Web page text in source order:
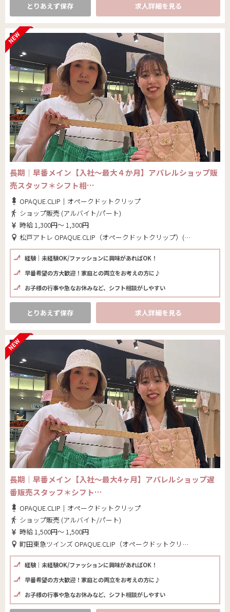
とりあえず保存 求人詳細を見る
長期｜早番メイン【入社～最大４か月】アパレルショップ販
売スタッフ＊シフト相…
OPAQUE.CLIP｜オペークドットクリップ
ショップ販売 (アルバイト/パート)
時給 1,300円～ 1,300円
松戸アトレ OPAQUE.CLIP（オペークドットクリップ）(千葉県 松戸市)
経験｜未経験OK/ファッションに興味があればOK！
早番希望の方大歓迎！家庭との両立をお考えの方に♪
お子様の行事や急なお休みなど、シフト相談がしやすい
とりあえず保存 求人詳細を見る
長期｜早番メイン【入社～最大4ヶ月】アパレルショップ遅
番販売スタッフ＊シフト…
OPAQUE.CLIP｜オペークドットクリップ
ショップ販売 (アルバイト/パート)
時給 1,500円～ 1,500円
町田東急ツインズ OPAQUE.CLIP（オペークドットクリップ）(東京都 町田市)
経験｜未経験OK/ファッションに興味があればOK！
早番希望の方大歓迎！家庭との両立をお考えの方に♪
お子様の行事や急なお休みなど、シフト相談がしやすい